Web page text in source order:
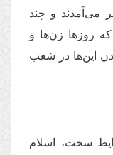
می‌آمدند و چند
روزها زن‌ها و
این‌ها در شعب
سخت، اسلام